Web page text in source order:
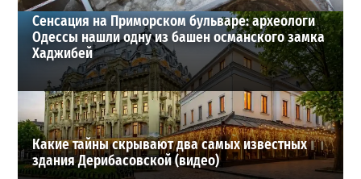
Сенсация на Приморском бульваре: археологи
Одессы нашли одну из башен османского замка
Хаджибей
Какие тайны скрывают два самых известных
здания Дерибасовской (видео)